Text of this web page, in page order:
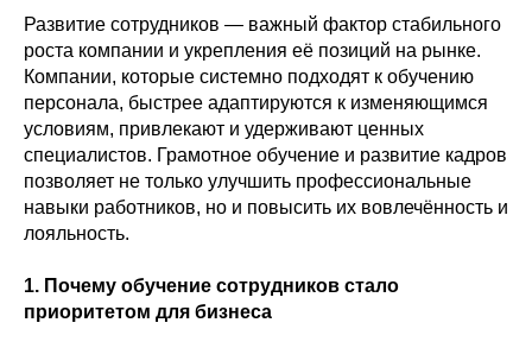
Развитие сотрудников — важный фактор стабильного
роста компании и укрепления её позиций на рынке.
Компании, которые системно подходят к обучению
персонала, быстрее адаптируются к изменяющимся
условиям, привлекают и удерживают ценных
специалистов. Грамотное обучение и развитие кадров
позволяет не только улучшить профессиональные
навыки работников, но и повысить их вовлечённость и
лояльность.
1. Почему обучение сотрудников стало
приоритетом для бизнеса